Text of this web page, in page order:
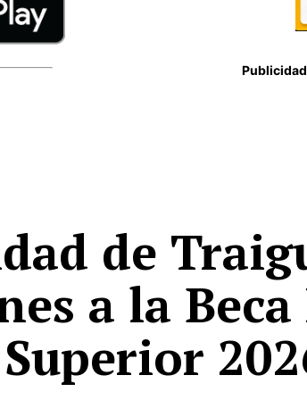
Publicidad